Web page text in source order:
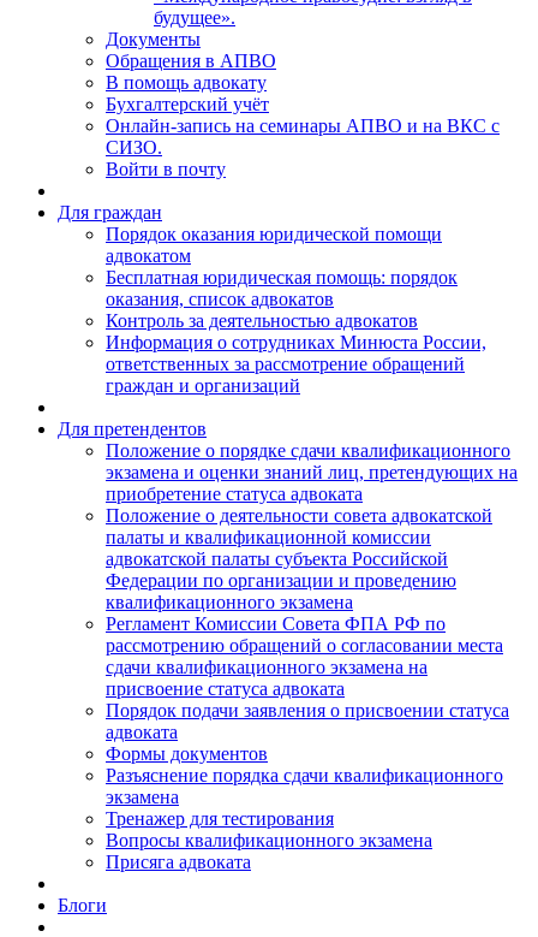
будущее».
Документы
Обращения в АПВО
В помощь адвокату
Бухгалтерский учёт
Онлайн-запись на семинары АПВО и на ВКС с
СИЗО.
Войти в почту
Для граждан
Порядок оказания юридической помощи
адвокатом
Бесплатная юридическая помощь: порядок
оказания, список адвокатов
Контроль за деятельностью адвокатов
Информация о сотрудниках Минюста России,
ответственных за рассмотрение обращений
граждан и организаций
Для претендентов
Положение о порядке сдачи квалификационного
экзамена и оценки знаний лиц, претендующих на
приобретение статуса адвоката
Положение о деятельности совета адвокатской
палаты и квалификационной комиссии
адвокатской палаты субъекта Российской
Федерации по организации и проведению
квалификационного экзамена
Регламент Комиссии Совета ФПА РФ по
рассмотрению обращений о согласовании места
сдачи квалификационного экзамена на
присвоение статуса адвоката
Порядок подачи заявления о присвоении статуса
адвоката
Формы документов
Разъяснение порядка сдачи квалификационного
экзамена
Тренажер для тестирования
Вопросы квалификационного экзамена
Присяга адвоката
Блоги